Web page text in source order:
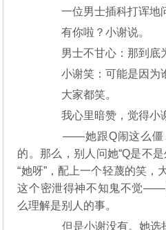
一位男士插科打诨地
有你啦？小谢说。
男士不甘心：那到底
小谢笑：可能是因为谁
大家都笑。
我心里暗赞，觉得小谢
——她跟Q闹这么僵，
的。那么，别人问她“Q是不
“她呀”，配上一个轻蔑的笑，
这个密泄得神不知鬼不觉——
么理解是别人的事。
但是小谢没有。她选